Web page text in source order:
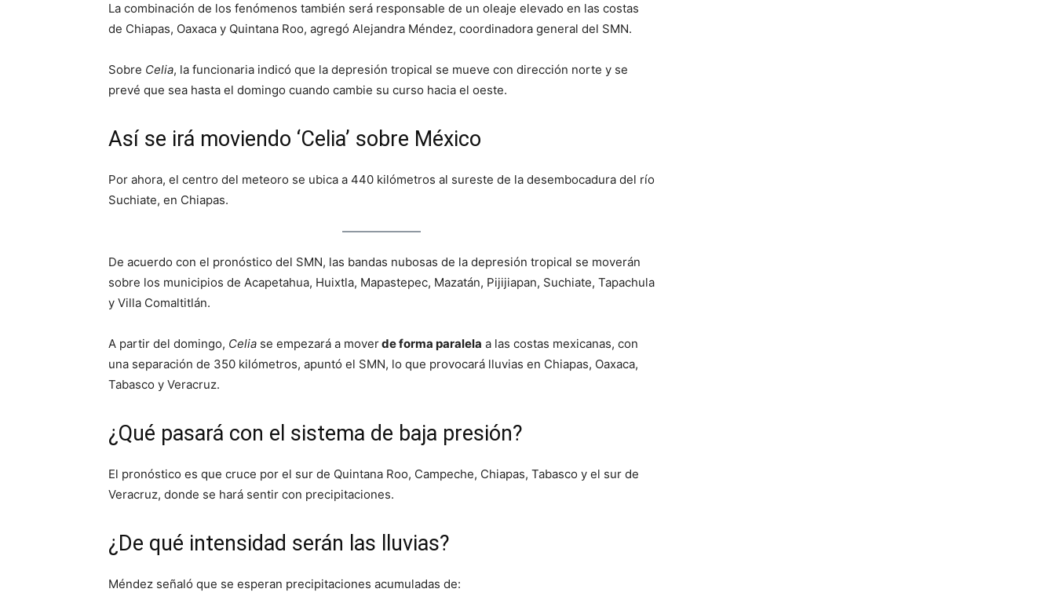
La combinación de los fenómenos también será responsable de un oleaje elevado en las costas
de Chiapas, Oaxaca y Quintana Roo, agregó Alejandra Méndez, coordinadora general del SMN.
Sobre Celia, la funcionaria indicó que la depresión tropical se mueve con dirección norte y se
prevé que sea hasta el domingo cuando cambie su curso hacia el oeste.
Así se irá moviendo ‘Celia’ sobre México
Por ahora, el centro del meteoro se ubica a 440 kilómetros al sureste de la desembocadura del río
Suchiate, en Chiapas.
De acuerdo con el pronóstico del SMN, las bandas nubosas de la depresión tropical se moverán
sobre los municipios de Acapetahua, Huixtla, Mapastepec, Mazatán, Pijijiapan, Suchiate, Tapachula
y Villa Comaltitlán.
A partir del domingo, Celia se empezará a moverde forma paralela a las costas mexicanas, con
una separación de 350 kilómetros, apuntó el SMN, lo que provocará lluvias en Chiapas, Oaxaca,
Tabasco y Veracruz.
¿Qué pasará con el sistema de baja presión?
El pronóstico es que cruce por el sur de Quintana Roo, Campeche, Chiapas, Tabasco y el sur de
Veracruz, donde se hará sentir con precipitaciones.
¿De qué intensidad serán las lluvias?
Méndez señaló que se esperan precipitaciones acumuladas de: